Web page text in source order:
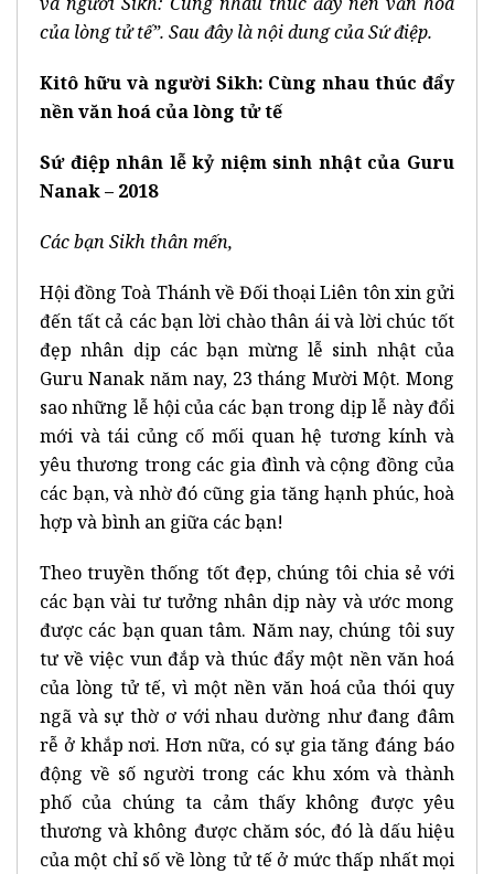
của lòng tử tế”. Sau đây là nội dung của Sứ điệp.
Kitô hữu và người Sikh: Cùng nhauthúc đẩy
nền văn hoá của lòng tử tế
Sứ điệp nhân lễ kỷ niệm sinh nhật của Guru
Nanak – 2018
Các bạn Sikh thân mến,
Hội đồng Toà Thánh về Đối thoại Liên tôn xin gửi
đến tất cả các bạn lời chào thân ái và lời chúc tốt
đẹp nhân dịp các bạn mừng lễ sinh nhật của
Guru Nanak năm nay, 23 tháng Mười Một. Mong
sao những lễ hội của các bạn trong dịp lễ này đổi
mới và tái củng cố mối quan hệ tương kính và
yêu thương trong các gia đình và cộng đồng của
các bạn, và nhờ đó cũng gia tăng hạnh phúc, hoà
hợp và bình an giữa các bạn!
Theo truyền thống tốt đẹp, chúng tôi chia sẻ với
các bạn vài tư tưởng nhân dịp này và ước mong
được các bạn quan tâm. Năm nay, chúng tôi suy
tư về việc vun đắp và thúc đẩy một nền văn hoá
của lòng tử tế, vì một nền văn hoá của thói quy
ngã và sự thờ ơ với nhau dường như đang đâm
rễ ở khắp nơi. Hơn nữa, có sự gia tăng đáng báo
động về số người trong các khu xóm và thành
phố của chúng ta cảm thấy không được yêu
thương và không được chăm sóc, đó là dấu hiệu
của một chỉ số về lòng tử tế ở mức thấp nhất mọi